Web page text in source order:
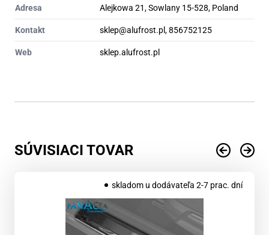
Adresa Alejkowa 21, Sowlany 15-528, Poland
Kontakt sklep@alufrost.pl, 856752125
Web sklep.alufrost.pl
SÚVISIACI TOVAR
skladom u dodávateľa 2-7 prac. dní